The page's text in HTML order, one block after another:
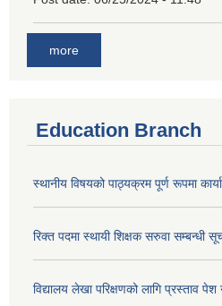
more
Education Branch
स्थानीय विषयको पाठ्यक्रम पूर्ण रूपमा
रिक्त पदमा स्थायी शिक्षक सरुवा सम्बन्धी
विद्यालय लेखा परिक्षणको लागि प्रस्ताव पेश